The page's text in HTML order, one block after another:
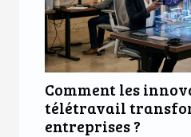
Comment les
télétravail
entreprises ?